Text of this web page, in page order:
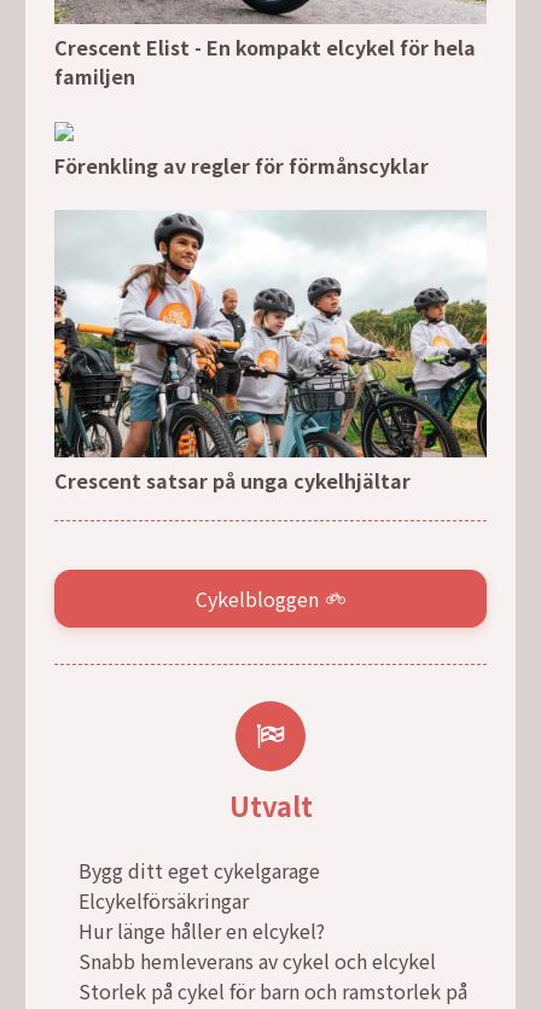
Crescent Elist - En kompakt elcykel för hela
familjen
Förenkling av regler för förmånscyklar
Crescent satsar på unga cykelhjältar
Cykelbloggen
Utvalt
Bygg ditt eget cykelgarage
Elcykelförsäkringar
Hur länge håller en elcykel?
Snabb hemleverans av cykel och elcykel
Storlek på cykel för barn och ramstorlek på